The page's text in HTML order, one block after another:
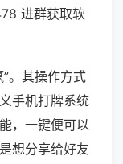
进群获取软
。其操作方式
手机打牌系统
，一键便可以
想分享给好友